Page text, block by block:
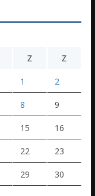
Z Z
1 2
8 9
15 16
22 23
29 30